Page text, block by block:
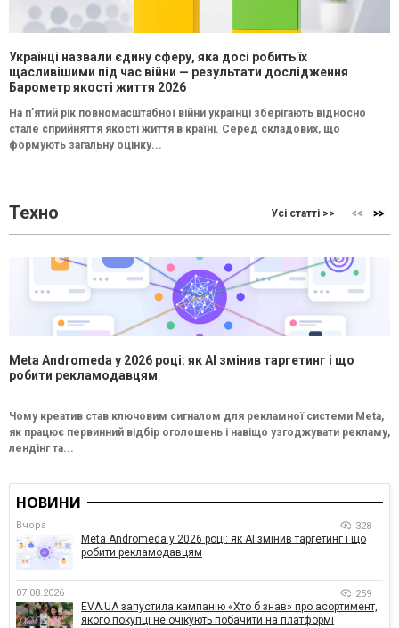
Українці назвали єдину сферу, яка досі робить їх
щасливішими під час війни — результати дослідження
Барометр якості життя 2026
На п’ятий рік повномасштабної війни українці зберігають відносно
стале сприйняття якості життя в країні. Серед складових, що
формують загальну оцінку...
Техно Усі статті >>
Meta Andromeda у 2026 році: як AI змінив таргетинг і що
робити рекламодавцям
Чому креатив став ключовим сигналом для рекламної системи Meta,
як працює первинний відбір оголошень і навіщо узгоджувати рекламу,
лендінг та...
НОВИНИ
Вчора 328
Meta Andromeda у 2026 році: як AI змінив таргетинг і що
робити рекламодавцям
07.08.2026 259
EVA.UA запустила кампанію «Хто б знав» про асортимент,
якого покупці не очікують побачити на платформі